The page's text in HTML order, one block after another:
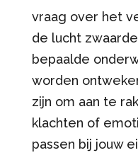
vraag over het
de lucht
bepaalde
worden
zijn om aan te
klachten of
passen bij jouw